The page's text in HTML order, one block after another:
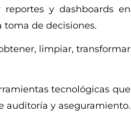
reportes y dashboards en
de decisiones.
limpiar, transformar
tecnológicas que
auditoría y aseguramiento.